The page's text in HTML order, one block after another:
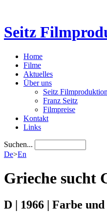
Seitz
Home
Filme
Aktuelles
Über uns
Seitz Filmproduktion
Franz Seitz
Filmpreise
Kontakt
Links
Suchen...
De>En
Grieche sucht
D | 1966 | Farbe